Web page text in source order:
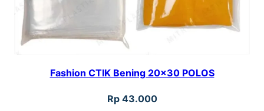
Fashion CTIK Bening 20×30 POLOS
Rp43.000